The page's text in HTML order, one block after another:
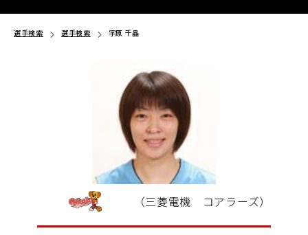
選手検索 選手検索 宇原 千晶
（三菱電機 コアラーズ）